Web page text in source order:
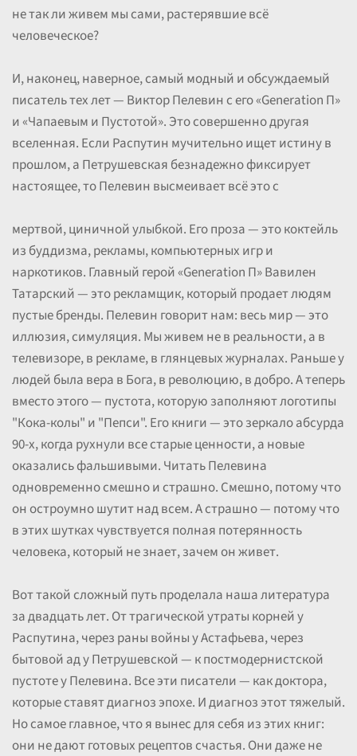
не так ли живем мы сами, растерявшие всё
человеческое?
И, наконец, наверное, самый модный и обсуждаемый
писатель тех лет — Виктор Пелевин с его «Generation П»
и «Чапаевым и Пустотой». Это совершенно другая
вселенная. Если Распутин мучительно ищет истину в
прошлом, а Петрушевская безнадежно фиксирует
настоящее, то Пелевин высмеивает всё это с
мертвой, циничной улыбкой. Его проза — это коктейль
из буддизма, рекламы, компьютерных игр и
наркотиков. Главный герой «Generation П» Вавилен
Татарский — это рекламщик, который продает людям
пустые бренды. Пелевин говорит нам: весь мир — это
иллюзия, симуляция. Мы живем не в реальности, а в
телевизоре, в рекламе, в глянцевых журналах. Раньше у
людей была вера в Бога, в революцию, в добро. А теперь
вместо этого — пустота, которую заполняют логотипы
"Кока-колы" и "Пепси". Его книги — это зеркало абсурда
90-х, когда рухнули все старые ценности, а новые
оказались фальшивыми. Читать Пелевина
одновременно смешно и страшно. Смешно, потому что
он остроумно шутит над всем. А страшно — потому что
в этих шутках чувствуется полная потерянность
человека, который не знает, зачем он живет.
Вот такой сложный путь проделала наша литература
за двадцать лет. От трагической утраты корней у
Распутина, через раны войны у Астафьева, через
бытовой ад у Петрушевской — к постмодернистской
пустоте у Пелевина. Все эти писатели — как доктора,
которые ставят диагноз эпохе. И диагноз этот тяжелый.
Но самое главное, что я вынес для себя из этих книг:
они не дают готовых рецептов счастья. Они даже не